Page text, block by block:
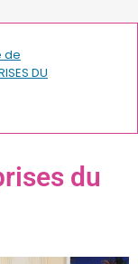
de
DU
du